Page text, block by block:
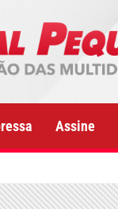
Assine